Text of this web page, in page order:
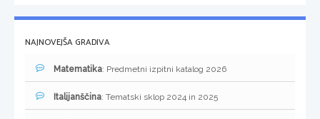
NAJNOVEJŠA GRADIVA
Matematika: Predmetni izpitni katalog 2026
Italijanščina: Tematski sklop 2024 in 2025